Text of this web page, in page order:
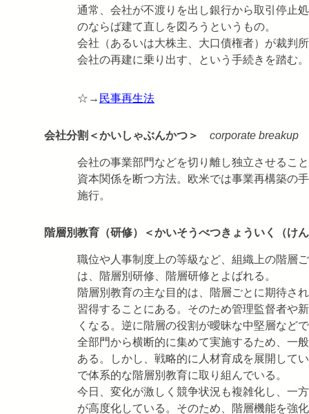
通常、会社が不渡りを出し銀行から取引停止
のならば建て直しを図ろうというもの。
会社（あるいは大株主、大口債権者）が裁判
会社の再建に乗り出す、という手続きを踏む。
☆→ 民事再生法
会社分割＜かいしゃぶんかつ＞ corporate breakup
会社の事業部門などを切り離し独立させるこ
資本関係を断つ方法。欧米では事業再構築の
施行。
階層別教育（研修）＜かいそうべつきょういく（け
職位や人事制度上の等級など、組織上の階層
は、階層別研修、階層研修とよばれる。
階層別教育の主な目的は、階層ごとに期待さ
習得することにある。そのため管理監督者や
くなる。逆に階層の役割が曖昧な中堅層など
全部門から横断的に集めて実施するため、一
ある。しかし、戦略的に人材育成を展開して
で体系的な階層別教育に取り組んでいる。
今日、変化が激しく競争状況も複雑化し、一
が高度化している。そのため、階層機能を強